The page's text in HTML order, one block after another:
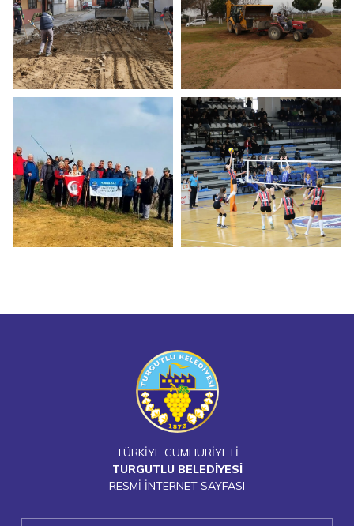
TÜRKİYE CUMHURİYETİ
TURGUTLU BELEDİYESİ
RESMİ İNTERNET SAYFASI